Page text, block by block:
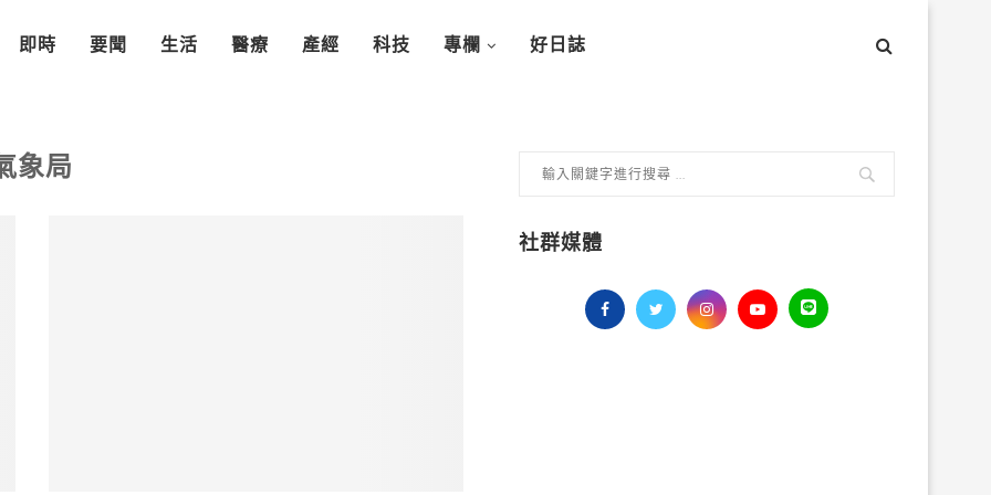
即時 要聞 生活 醫療 產經 科技 專欄 好日誌
象局
社群媒體